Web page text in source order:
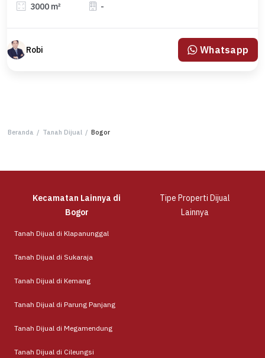
3000 m² -
Robi Whatsapp
Beranda / Tanah Dijual / Bogor
Kecamatan Lainnya di
Bogor
Tipe Properti Dijual
Lainnya
Tanah Dijual di Klapanunggal
Tanah Dijual di Sukaraja
Tanah Dijual di Kemang
Tanah Dijual di Parung Panjang
Tanah Dijual di Megamendung
Tanah Dijual di Cileungsi